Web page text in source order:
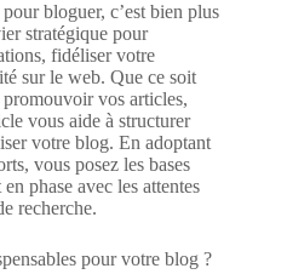
bloguer, c’est bien plus
stratégique pour
fidéliser votre
sur le web. Que ce soit
vos articles,
vous aide à structurer
votre blog. En adoptant
vous posez les bases
phase avec les attentes
recherche.
pour votre blog ?